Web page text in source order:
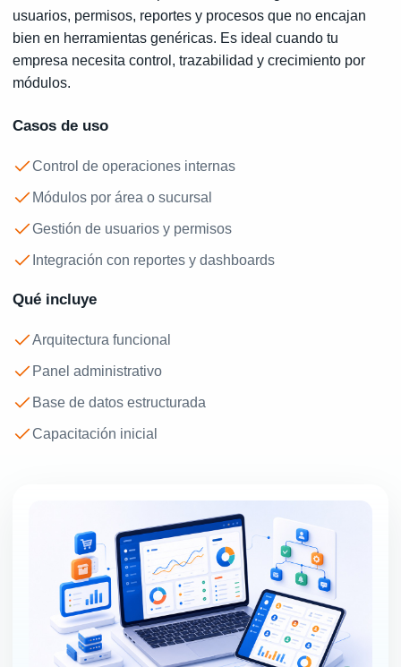
usuarios, permisos, reportes y procesos que no encajan
bien en herramientas genéricas. Es ideal cuando tu
empresa necesita control, trazabilidad y crecimiento por
módulos.
Casos de uso
Control de operaciones internas
Módulos por área o sucursal
Gestión de usuarios y permisos
Integración con reportes y dashboards
Qué incluye
Arquitectura funcional
Panel administrativo
Base de datos estructurada
Capacitación inicial